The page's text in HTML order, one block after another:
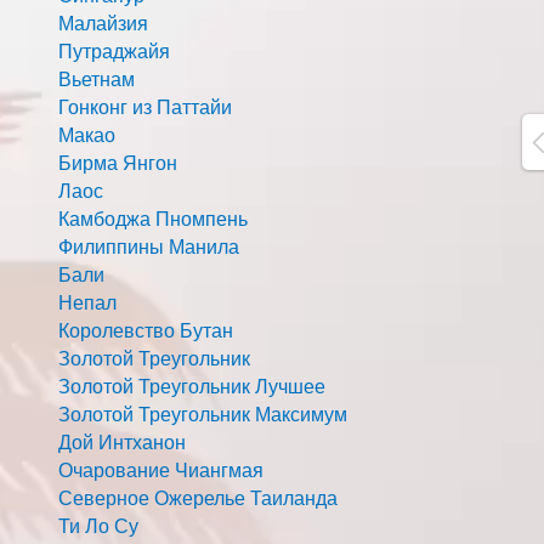
Малайзия
Путраджайя
Вьетнам
Гонконг из Паттайи
Макао
Бирма Янгон
Лаос
Камбоджа Пномпень
Филиппины Манила
Бали
Непал
Королевство Бутан
Золотой Треугольник
Золотой Треугольник Лучшее
Золотой Треугольник Максимум
Дой Интханон
Очарование Чиангмая
Северное Ожерелье Таиланда
Ти Ло Су